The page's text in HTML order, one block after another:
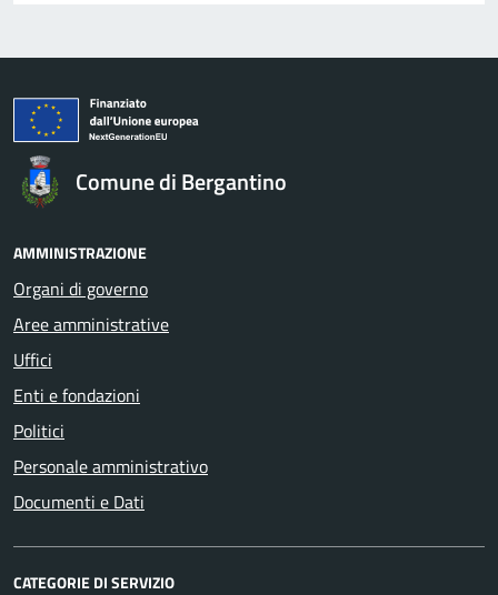
Comune di Bergantino
AMMINISTRAZIONE
Organi di governo
Aree amministrative
Uffici
Enti e fondazioni
Politici
Personale amministrativo
Documenti e Dati
CATEGORIE DI SERVIZIO